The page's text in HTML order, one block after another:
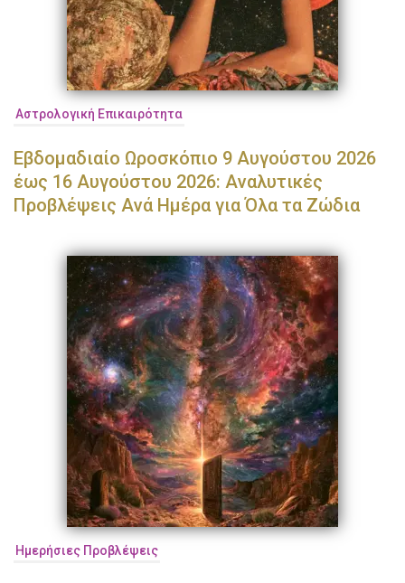
Αστρολογική Επικαιρότητα
Εβδομαδιαίο Ωροσκόπιο 9 Αυγούστου 2026
έως 16 Αυγούστου 2026: Αναλυτικές
Προβλέψεις Ανά Ημέρα για Όλα τα Ζώδια
Ημερήσιες Προβλέψεις